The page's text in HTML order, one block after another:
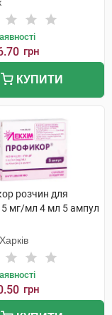
грн
КУПИТИ
розчин для
5 мг/мл 4 мл 5 ампул
грн